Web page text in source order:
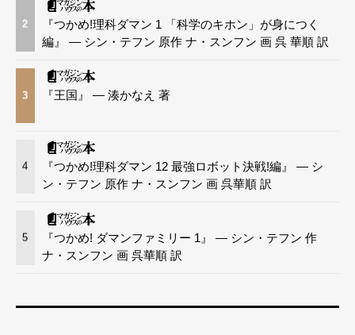
2
『つかめ!理科ダマン 1 「科学のキホン」が身につく
編』 — シン・テフン 原作 ナ・スンフン 画 呉 華順 訳
3 『王国』 — 湊かなえ 著
4
『つかめ!理科ダマン 12 最強ロボット決戦!編』 — シ
ン・テフン 原作 ナ・スンフン 画 呉華順 訳
5
『つかめ! ダマンファミリー 1』 — シン・テフン 作
ナ・スンフン 画 呉華順 訳